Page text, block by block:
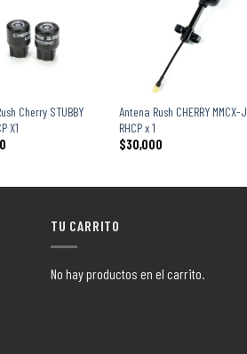
Cherry STUBBY
X1
Antena Rush CHERRY MMCX-J
RHCP x 1
$30,000
TU CARRITO
No hay productos en el carrito.